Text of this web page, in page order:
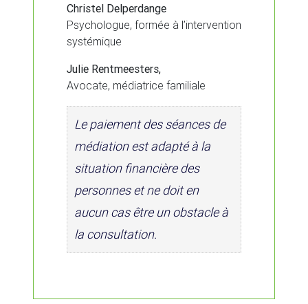
Christel Delperdange
Psychologue, formée à l’intervention
systémique
Julie Rentmeesters,
Avocate, médiatrice familiale
Le paiement des séances de
médiation est adapté à la
situation financière des
personnes et ne doit en
aucun cas être un obstacle à
la consultation.